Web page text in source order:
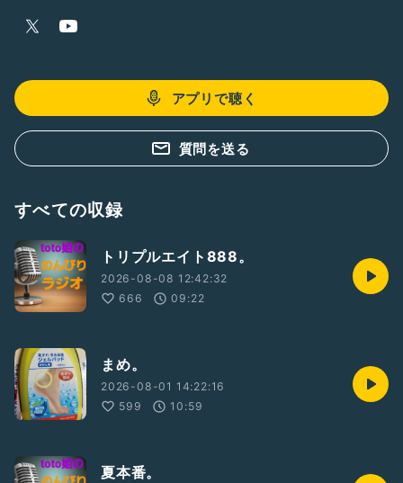
優しく見守って聞いて頂けると幸いです😆
アプリで聴く
質問を送る
すべての収録
トリプルエイト888。
2026-08-08 12:42:32
666
09:22
まめ。
2026-08-01 14:22:16
599
10:59
夏本番。